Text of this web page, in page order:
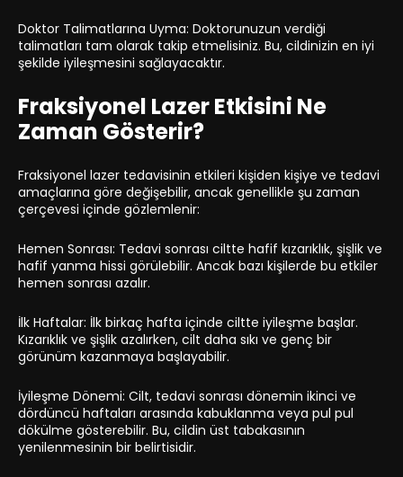
Doktor Talimatlarına Uyma: Doktorunuzun verdiği
talimatları tam olarak takip etmelisiniz. Bu, cildinizin en iyi
şekilde iyileşmesini sağlayacaktır.
Fraksiyonel Lazer Etkisini Ne
Zaman Gösterir?
Fraksiyonel lazer tedavisinin etkileri kişiden kişiye ve tedavi
amaçlarına göre değişebilir, ancak genellikle şu zaman
çerçevesi içinde gözlemlenir:
Hemen Sonrası: Tedavi sonrası ciltte hafif kızarıklık, şişlik ve
hafif yanma hissi görülebilir. Ancak bazı kişilerde bu etkiler
hemen sonrası azalır.
İlk Haftalar: İlk birkaç hafta içinde ciltte iyileşme başlar.
Kızarıklık ve şişlik azalırken, cilt daha sıkı ve genç bir
görünüm kazanmaya başlayabilir.
İyileşme Dönemi: Cilt, tedavi sonrası dönemin ikinci ve
dördüncü haftaları arasında kabuklanma veya pul pul
dökülme gösterebilir. Bu, cildin üst tabakasının
yenilenmesinin bir belirtisidir.